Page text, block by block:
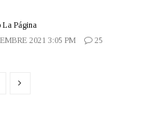
La Página
2021 3:05 PM
25